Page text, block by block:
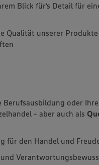
Blick für‘s Detail für
Qualität unserer
Berufsausbildung oder
- aber auch als
für den Handel und